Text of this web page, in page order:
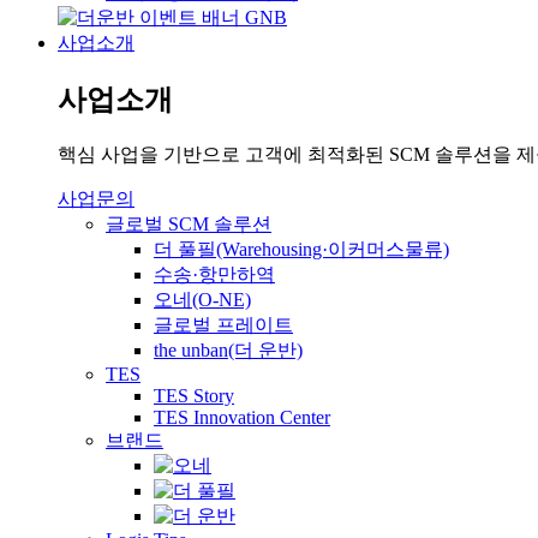
사업소개
사업소개
핵심 사업을 기반으로 고객에 최적화된 SCM 솔루션을
사업문의
글로벌 SCM 솔루션
더 풀필(Warehousing·이커머스물류)
수송·항만하역
오네(O-NE)
글로벌 프레이트
the unban(더 운반)
TES
TES Story
TES Innovation Center
브랜드